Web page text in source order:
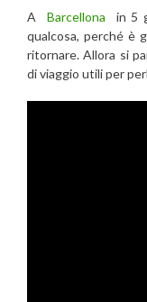
A Barcellona in 5
qualcosa, perché è
ritornare. Allora si
di viaggio utili per